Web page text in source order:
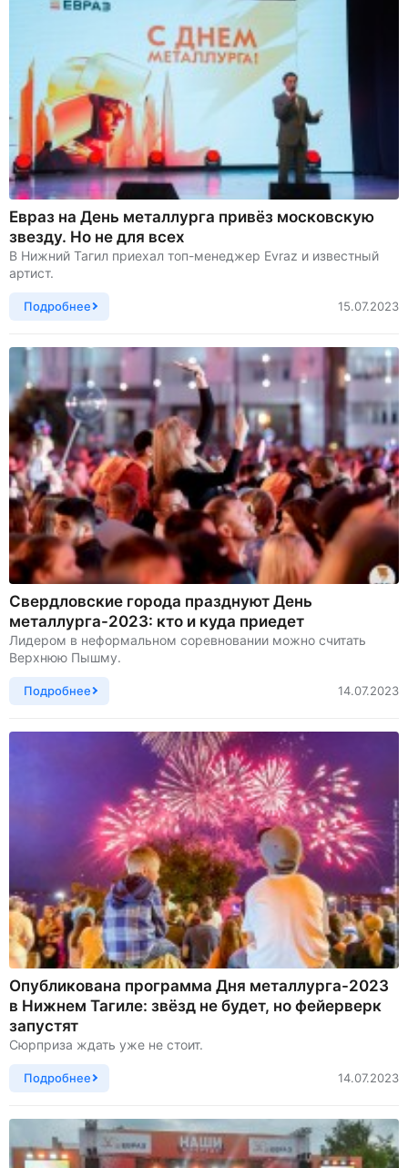
Евраз на День металлурга привёз московскую
звезду. Но не для всех
В Нижний Тагил приехал топ-менеджер Evraz и известный
артист.
Подробнее 15.07.2023
Свердловские города празднуют День
металлурга-2023: кто и куда приедет
Лидером в неформальном соревновании можно считать
Верхнюю Пышму.
Подробнее 14.07.2023
Опубликована программа Дня металлурга-2023
в Нижнем Тагиле: звёзд не будет, но фейерверк
запустят
Сюрприза ждать уже не стоит.
Подробнее 14.07.2023